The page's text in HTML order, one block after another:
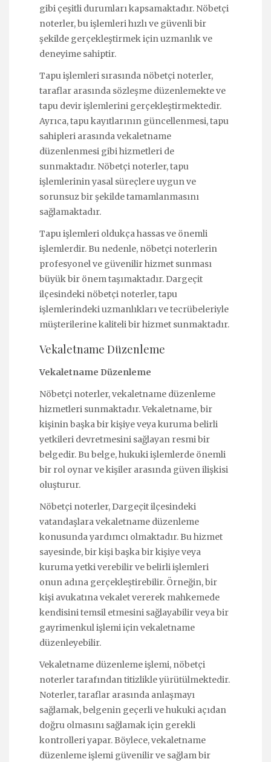
gibi çeşitli durumları kapsamaktadır. Nöbetçi
noterler, bu işlemleri hızlı ve güvenli bir
şekilde gerçekleştirmek için uzmanlık ve
deneyime sahiptir.
Tapu işlemleri sırasında nöbetçi noterler,
taraflar arasında sözleşme düzenlemekte ve
tapu devir işlemlerini gerçekleştirmektedir.
Ayrıca, tapu kayıtlarının güncellenmesi, tapu
sahipleri arasında vekaletname
düzenlenmesi gibi hizmetleri de
sunmaktadır. Nöbetçi noterler, tapu
işlemlerinin yasal süreçlere uygun ve
sorunsuz bir şekilde tamamlanmasını
sağlamaktadır.
Tapu işlemleri oldukça hassas ve önemli
işlemlerdir. Bu nedenle, nöbetçi noterlerin
profesyonel ve güvenilir hizmet sunması
büyük bir önem taşımaktadır. Dargeçit
ilçesindeki nöbetçi noterler, tapu
işlemlerindeki uzmanlıkları ve tecrübeleriyle
müşterilerine kaliteli bir hizmet sunmaktadır.
Vekaletname Düzenleme
Vekaletname Düzenleme
Nöbetçi noterler, vekaletname düzenleme
hizmetleri sunmaktadır. Vekaletname, bir
kişinin başka bir kişiye veya kuruma belirli
yetkileri devretmesini sağlayan resmi bir
belgedir. Bu belge, hukuki işlemlerde önemli
bir rol oynar ve kişiler arasında güven ilişkisi
oluşturur.
Nöbetçi noterler, Dargeçit ilçesindeki
vatandaşlara vekaletname düzenleme
konusunda yardımcı olmaktadır. Bu hizmet
sayesinde, bir kişi başka bir kişiye veya
kuruma yetki verebilir ve belirli işlemleri
onun adına gerçekleştirebilir. Örneğin, bir
kişi avukatına vekalet vererek mahkemede
kendisini temsil etmesini sağlayabilir veya bir
gayrimenkul işlemi için vekaletname
düzenleyebilir.
Vekaletname düzenleme işlemi, nöbetçi
noterler tarafından titizlikle yürütülmektedir.
Noterler, taraflar arasında anlaşmayı
sağlamak, belgenin geçerli ve hukuki açıdan
doğru olmasını sağlamak için gerekli
kontrolleri yapar. Böylece, vekaletname
düzenleme işlemi güvenilir ve sağlam bir